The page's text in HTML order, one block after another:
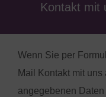
Kontakt mit
Wenn Sie per
Mail Kontakt mit
angegebenen